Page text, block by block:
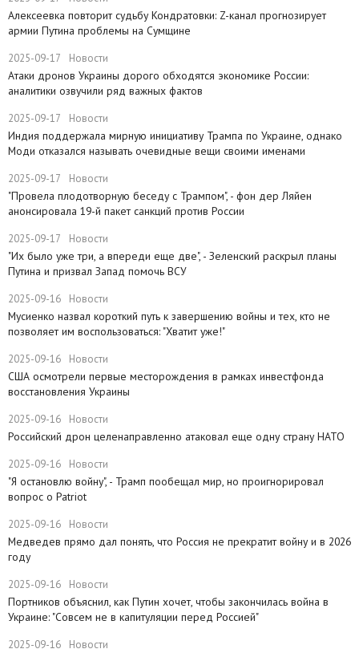
​Алексеевка повторит судьбу Кондратовки: Z-канал прогнозирует
армии Путина проблемы на Сумщине
2025-09-17 Новости
​Атаки дронов Украины дорого обходятся экономике России:
аналитики озвучили ряд важных фактов
2025-09-17 Новости
​Индия поддержала мирную инициативу Трампа по Украине, однако
Моди отказался называть очевидные вещи своими именами
2025-09-17 Новости
​"Провела плодотворную беседу с Трампом", - фон дер Ляйен
анонсировала 19-й пакет санкций против России
2025-09-17 Новости
​"Их было уже три, а впереди еще две", - Зеленский раскрыл планы
Путина и призвал Запад помочь ВСУ
2025-09-16 Новости
Мусиенко назвал короткий путь к завершению войны и тех, кто не
позволяет им воспользоваться: "Хватит уже!"
2025-09-16 Новости
США осмотрели первые месторождения в рамках инвестфонда
восстановления Украины
2025-09-16 Новости
Российский дрон целенаправленно атаковал еще одну страну НАТО
2025-09-16 Новости
​"Я остановлю войну", - Трамп пообещал мир, но проигнорировал
вопрос о Patriot
2025-09-16 Новости
Медведев прямо дал понять, что Россия не прекратит войну и в 2026
году
2025-09-16 Новости
Портников объяснил, как Путин хочет, чтобы закончилась война в
Украине: "Совсем не в капитуляции перед Россией"
2025-09-16 Новости